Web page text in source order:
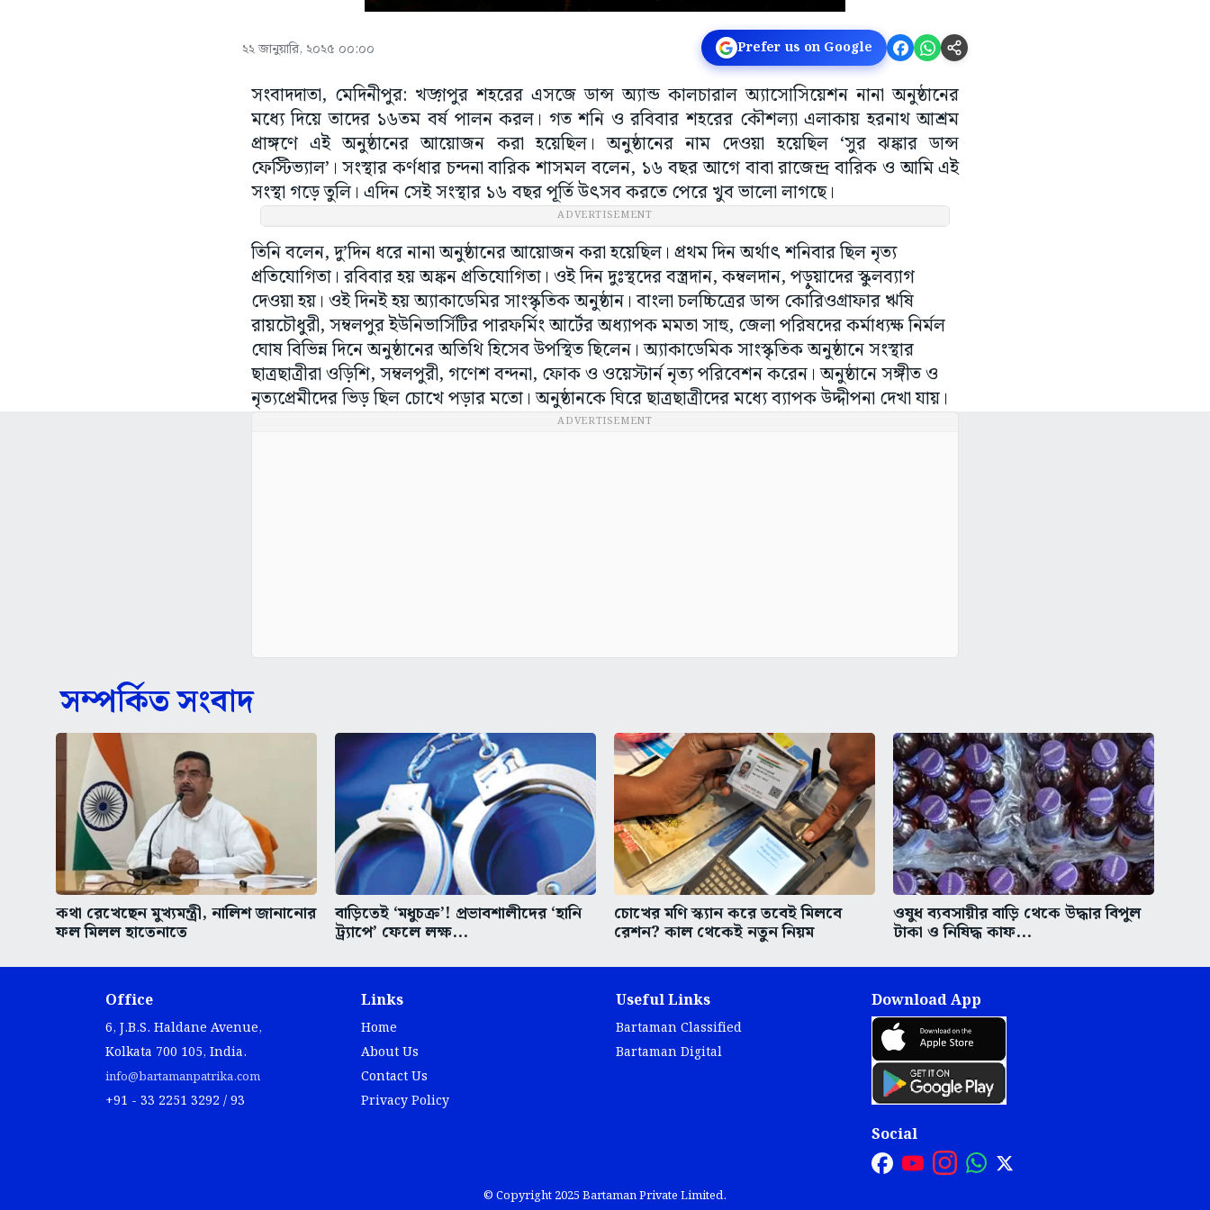
২২ জানুয়ারি, ২০২৫ ০০:০০ Prefer us on Google
সংবাদদাতা, মেদিনীপুর: খড়্গপুর শহরের এসজে ডান্স অ্যান্ড কালচারাল অ্যাসোসিয়েশন নানা অনুষ্ঠানের
মধ্যে দিয়ে তাদের ১৬তম বর্ষ পালন করল। গত শনি ও রবিবার শহরের কৌশল্যা এলাকায় হরনাথ আশ্রম
প্রাঙ্গণে এই অনুষ্ঠানের আয়োজন করা হয়েছিল। অনুষ্ঠানের নাম দেওয়া হয়েছিল ‘সুর ঝঙ্কার ডান্স
ফেস্টিভ্যাল’। সংস্থার কর্ণধার চন্দনা বারিক শাসমল বলেন, ১৬ বছর আগে বাবা রাজেন্দ্র বারিক ও আমি এই
সংস্থা গড়ে তুলি। এদিন সেই সংস্থার ১৬ বছর পূর্তি উৎসব করতে পেরে খুব ভালো লাগছে।
ADVERTISEMENT
তিনি বলেন, দু’দিন ধরে নানা অনুষ্ঠানের আয়োজন করা হয়েছিল। প্রথম দিন অর্থাৎ শনিবার ছিল নৃত্য
প্রতিযোগিতা। রবিবার হয় অঙ্কন প্রতিযোগিতা। ওই দিন দুঃস্থদের বস্ত্রদান, কম্বলদান, পড়ুয়াদের স্কুলব্যাগ
দেওয়া হয়। ওই দিনই হয় অ্যাকাডেমির সাংস্কৃতিক অনুষ্ঠান। বাংলা চলচ্চিত্রের ডান্স কোরিওগ্রাফার ঋষি
রায়চৌধুরী, সম্বলপুর ইউনিভার্সিটির পারফর্মিং আর্টের অধ্যাপক মমতা সাহু, জেলা পরিষদের কর্মাধ্যক্ষ নির্মল
ঘোষ বিভিন্ন দিনে অনুষ্ঠানের অতিথি হিসেব উপস্থিত ছিলেন। অ্যাকাডেমিক সাংস্কৃতিক অনুষ্ঠানে সংস্থার
ছাত্রছাত্রীরা ওড়িশি, সম্বলপুরী, গণেশ বন্দনা, ফোক ও ওয়েস্টার্ন নৃত্য পরিবেশন করেন। অনুষ্ঠানে সঙ্গীত ও
নৃত্যপ্রেমীদের ভিড় ছিল চোখে পড়ার মতো। অনুষ্ঠানকে ঘিরে ছাত্রছাত্রীদের মধ্যে ব্যাপক উদ্দীপনা দেখা যায়।
ADVERTISEMENT
সম্পর্কিত সংবাদ
কথা রেখেছেন মুখ্যমন্ত্রী, নালিশ জানানোর
ফল মিলল হাতেনাতে
বাড়িতেই ‘মধুচক্র’! প্রভাবশালীদের ‘হানি
ট্র্যাপে’ ফেলে লক্ষ...
চোখের মণি স্ক্যান করে তবেই মিলবে
রেশন? কাল থেকেই নতুন নিয়ম
ওষুধ ব্যবসায়ীর বাড়ি থেকে উদ্ধার বিপুল
টাকা ও নিষিদ্ধ কাফ...
Office
6, J.B.S. Haldane Avenue,
Kolkata 700 105, India.
info@bartamanpatrika.com
+91 - 33 2251 3292 / 93
Links
Home
About Us
Contact Us
Privacy Policy
Useful Links
Bartaman Classified
Bartaman Digital
Download App
Social
© Copyright 2025 Bartaman Private Limited.